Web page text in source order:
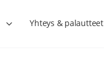
Yhteys & palautteet